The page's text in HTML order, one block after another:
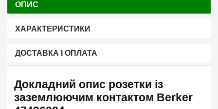
ОПИС
ХАРАКТЕРИСТИКИ
ДОСТАВКА І ОПЛАТА
Докладний опис розетки із
заземлюючим контактом Berker